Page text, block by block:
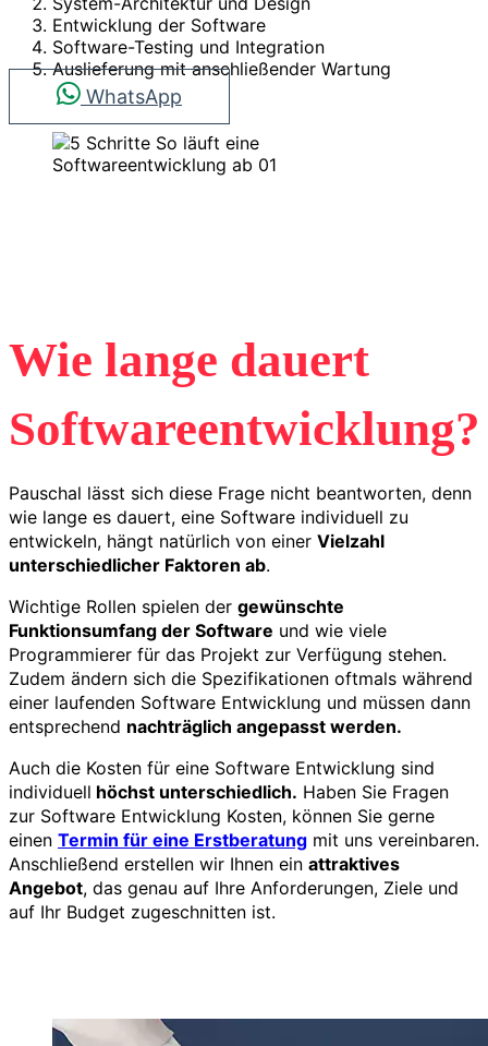
Entwicklung der Software
Software-Testing und Integration
Auslieferung mit anschließender Wartung
WhatsApp
Wie lange dauert
Softwareentwicklung?
Pauschal lässt sich diese Frage nicht beantworten, denn
wie lange es dauert, eine Software individuell zu
entwickeln, hängt natürlich von einer Vielzahl
unterschiedlicher Faktoren ab.
Wichtige Rollen spielen der gewünschte
Funktionsumfang der Software und wie viele
Programmierer für das Projekt zur Verfügung stehen.
Zudem ändern sich die Spezifikationen oftmals während
einer laufenden Software Entwicklung und müssen dann
entsprechend nachträglich angepasst werden.
Auch die Kosten für eine Software Entwicklung sind
individuell höchst unterschiedlich. Haben Sie Fragen
zur Software Entwicklung Kosten, können Sie gerne
einen Termin für eine Erstberatung mit uns vereinbaren.
Anschließend erstellen wir Ihnen ein attraktives
Angebot, das genau auf Ihre Anforderungen, Ziele und
auf Ihr Budget zugeschnitten ist.